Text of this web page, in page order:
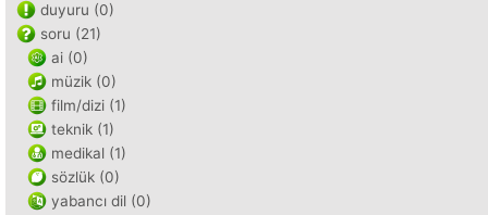
duyuru (0)
soru (21)
ai (0)
müzik (0)
film/dizi (1)
teknik (1)
medikal (1)
sözlük (0)
yabancı dil (0)